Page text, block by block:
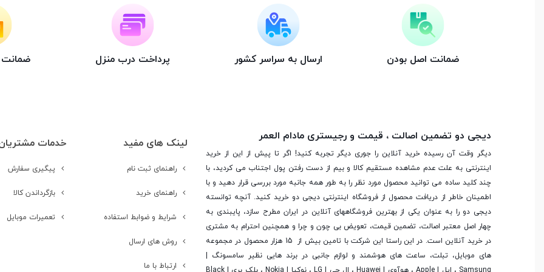
ضمانت اصل بودن ارسال به سراسر کشور پرداخت درب منزل ضمانت
دیجی دو تضمین اصالت ، قیمت و رجیستری مادام العمر
دیگر وقت آن رسیده خرید آنلاین را جوری دیگر تجربه کنید! اگر تا پیش از این از خرید
اینترنتی به علت عدم مشاهده مستقیم کالا و بیم از دست رفتن پول اجتناب می کردید، با
چند کلید ساده می توانید محصول مورد نظر را به طور همه جانبه مورد بررسی قرار دهید و با
اطمینان خاطر از دریافت محصول از فروشگاه اینترنتی دیجی دو خرید کنید. آنچه توانسته
دیجی دو را به عنوان یکی از بهترین فروشگاه­های آنلاین در ایران مطرح سازد، پایبندی به
چهار اصل معتبر اصالت، تضمین قیمت، تعویض بی چون و چرا و همچنین احترام به مشتری
در خرید آنلاین است. در این راستا این شرکت با تامین بیش از 15 هزار محصول در مجموعه
های موبایل، تبلت، ساعت های هوشمند و لوازم جانبی در برند هایی نظیر سامسونگ |
لینک های مفید
راهنمای ثبت نام
راهنمای خرید
شرایط و ضوابط استفاده
روش های ارسال
ارتباط با ما
خدمات
پیگیری سفارش
بازگرداندن کالا
تعمیرات موبایل